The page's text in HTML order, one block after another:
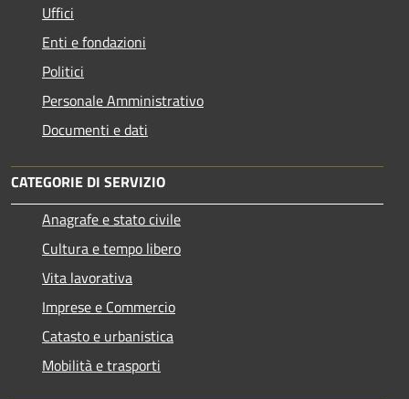
Uffici
Enti e fondazioni
Politici
Personale Amministrativo
Documenti e dati
CATEGORIE DI SERVIZIO
Anagrafe e stato civile
Cultura e tempo libero
Vita lavorativa
Imprese e Commercio
Catasto e urbanistica
Mobilità e trasporti